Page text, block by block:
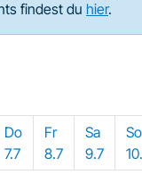
findest du hier.
Do
7.7
Fr
8.7
Sa
9.7
So